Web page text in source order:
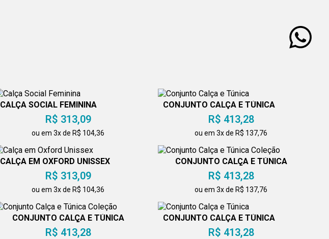
CALÇA SOCIAL FEMININA
R$ 313,09
ou em 3x de R$ 104,36
CONJUNTO CALÇA E TÚNICA
R$ 413,28
ou em 3x de R$ 137,76
CALÇA EM OXFORD UNISSEX
R$ 313,09
ou em 3x de R$ 104,36
CONJUNTO CALÇA E TÚNICA
COLEÇÃO
R$ 413,28
ou em 3x de R$ 137,76
CONJUNTO CALÇA E TÚNICA
COLEÇÃO
R$ 413,28
CONJUNTO CALÇA E TÚNICA
R$ 413,28